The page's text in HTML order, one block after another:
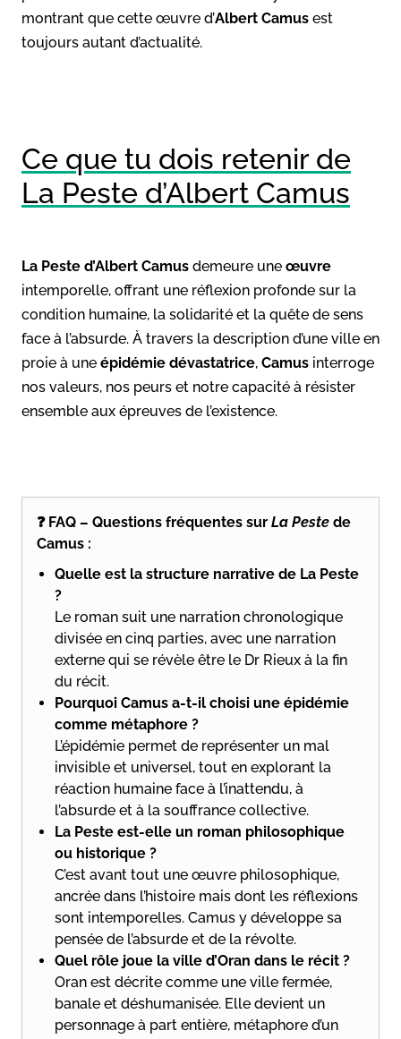
montrant que cette œuvre d’Albert Camus est
toujours autant d’actualité.
Ce que tu dois retenir de
La Peste d’Albert Camus
La Peste d’Albert Camus demeure une œuvre
intemporelle, offrant une réflexion profonde sur la
condition humaine, la solidarité et la quête de sens
face à l’absurde. À travers la description d’une ville en
proie à une épidémie dévastatrice, Camus interroge
nos valeurs, nos peurs et notre capacité à résister
ensemble aux épreuves de l’existence.
❓ FAQ – Questions fréquentes sur La Peste de
Camus :
Quelle est la structure narrative de La Peste
?
Le roman suit une narration chronologique
divisée en cinq parties, avec une narration
externe qui se révèle être le Dr Rieux à la fin
du récit.
Pourquoi Camus a-t-il choisi une épidémie
comme métaphore ?
L’épidémie permet de représenter un mal
invisible et universel, tout en explorant la
réaction humaine face à l’inattendu, à
l’absurde et à la souffrance collective.
La Peste est-elle un roman philosophique
ou historique ?
C’est avant tout une œuvre philosophique,
ancrée dans l’histoire mais dont les réflexions
sont intemporelles. Camus y développe sa
pensée de l’absurde et de la révolte.
Quel rôle joue la ville d’Oran dans le récit ?
Oran est décrite comme une ville fermée,
banale et déshumanisée. Elle devient un
personnage à part entière, métaphore d’un